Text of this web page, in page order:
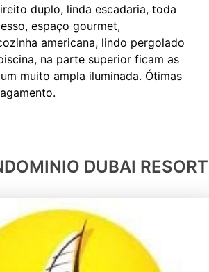
duplo, linda escadaria, toda
espaço gourmet,
americana, lindo pergolado
na parte superior ficam as
muito ampla iluminada. Ótimas
DUBAI RESORT